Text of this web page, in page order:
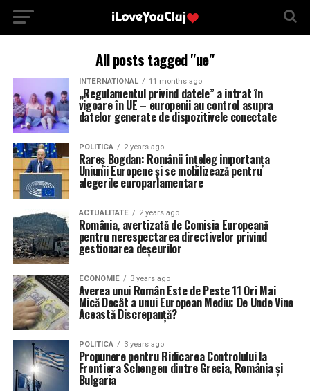
All posts tagged "ue"
INTERNATIONAL 11 months ago
„Regulamentul privind datele” a intrat în
vigoare în UE – europenii au control asupra
datelor generate de dispozitivele conectate
POLITICA 2 years ago
Rareș Bogdan: Românii înțeleg importanța
Uniunii Europene și se mobilizează pentru
alegerile europarlamentare
ACTUALITATE 2 years ago
România, avertizată de Comisia Europeană
pentru nerespectarea directivelor privind
gestionarea deșeurilor
ECONOMIE 3 years ago
Averea unui Român Este de Peste 11 Ori Mai
Mică Decât a unui European Mediu: De Unde Vine
Această Discrepanță?
POLITICA 3 years ago
Propunere pentru Ridicarea Controlului la
Frontiera Schengen dintre Grecia, România și
Bulgaria